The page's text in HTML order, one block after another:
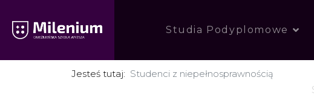
Studia Podyplomowe
Jesteś tutaj: Studenci z niepełnosprawnością